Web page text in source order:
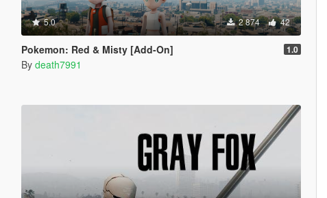
5.0 2 874 42
Pokemon: Red & Misty [Add-On] 1.0
By death7991